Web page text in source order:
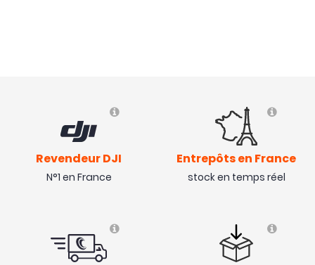
Revendeur DJI
N°1 en France
Entrepôts en France
stock en temps réel